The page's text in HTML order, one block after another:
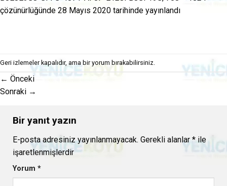
çözünürlüğünde 28 Mayıs 2020 tarihinde yayınlandı
Geri izlemeler kapalıdır, ama bir yorum bırakabilirsiniz.
← Önceki
Sonraki →
Bir yanıt yazın
E-posta adresiniz yayınlanmayacak. Gerekli alanlar *ile
işaretlenmişlerdir
Yorum *